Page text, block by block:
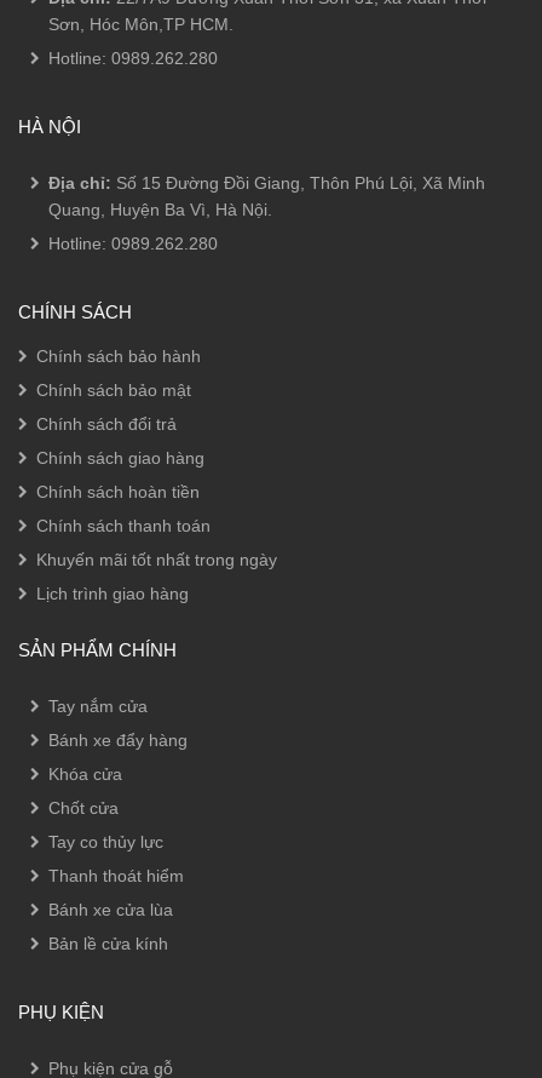
Sơn, Hóc Môn,TP HCM.
Hotline: 0989.262.280
HÀ NỘI
Địa chỉ: Số 15 Đường Đồi Giang, Thôn Phú Lội, Xã Minh
Quang, Huyện Ba Vì, Hà Nội.
Hotline: 0989.262.280
CHÍNH SÁCH
Chính sách bảo hành
Chính sách bảo mật
Chính sách đổi trả
Chính sách giao hàng
Chính sách hoàn tiền
Chính sách thanh toán
Khuyến mãi tốt nhất trong ngày
Lịch trình giao hàng
SẢN PHẨM CHÍNH
Tay nắm cửa
Bánh xe đẩy hàng
Khóa cửa
Chốt cửa
Tay co thủy lực
Thanh thoát hiểm
Bánh xe cửa lùa
Bản lề cửa kính
PHỤ KIỆN
Phụ kiện cửa gỗ